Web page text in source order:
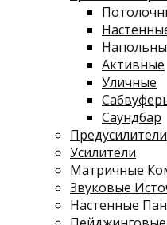
Активные
Уличные
Саундбар
Предусилители
Усилители
Матричные
Звуковые
Настенные